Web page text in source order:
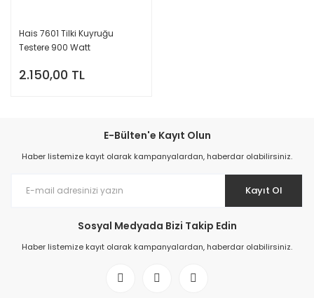
Hais 7601 Tilki Kuyruğu
Testere 900 Watt
2.150,00 TL
E-Bülten'e Kayıt Olun
Haber listemize kayıt olarak kampanyalardan, haberdar olabilirsiniz.
Kayıt Ol
Sosyal Medyada Bizi Takip Edin
Haber listemize kayıt olarak kampanyalardan, haberdar olabilirsiniz.